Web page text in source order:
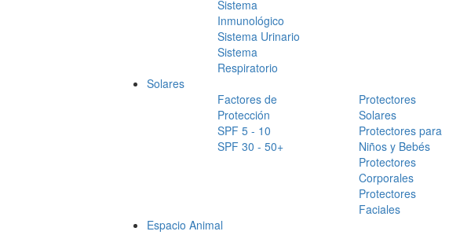
Sistema
Inmunológico
Sistema Urinario
Sistema
Respiratorio
Solares
Factores de
Protección
SPF 5 - 10
SPF 30 - 50+
Protectores
Solares
Protectores para
Niños y Bebés
Protectores
Corporales
Protectores
Faciales
Espacio Animal